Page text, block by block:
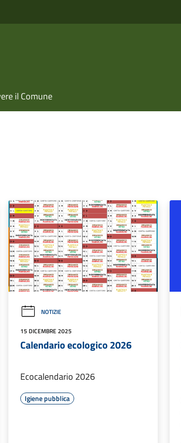
il Comune
NOTIZIE
15 DICEMBRE 2025
Calendario ecologico 2026
Ecocalendario 2026
Igiene pubblica